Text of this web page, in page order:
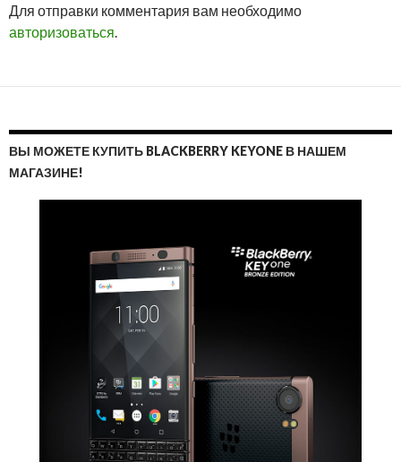
Для отправки комментария вам необходимо
авторизоваться.
ВЫ МОЖЕТЕ КУПИТЬ BLACKBERRY KEYONE В НАШЕМ
МАГАЗИНЕ!